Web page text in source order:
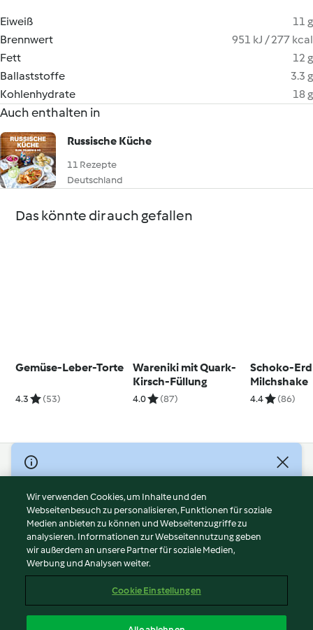
Eiweiß
11 g
Brennwert
951 kJ / 277 kcal
Fett
12 g
Ballaststoffe
3.3 g
Kohlenhydrate
18 g
Auch enthalten in
Russische Küche
11 Rezepte
Deutschland
Das könnte dir auch gefallen
Gemüse-Leber-Torte
4.3 (53)
Wareniki mit Quark-
Kirsch-Füllung
4.0 (87)
Schoko-
Milchshake
4.4 (86)
© Copyright 2026
Nutzungsbedingungen
Datenschutzrichtlinien
Disclaimer
Impressum
Cookies
Abo kündigen
Wir verwenden Cookies, um Inhalte und den
Webseitenbesuch zu personalisieren, Funktionen für soziale
Medien anbieten zu können und Webseitenzugriffe zu
analysieren. Informationen zur Webseitennutzung geben
wir außerdem an unsere Partner für soziale Medien,
Werbung und Analysen weiter.
Cookie Einstellungen